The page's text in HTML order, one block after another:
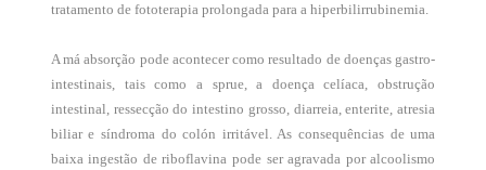
tratamento de fototerapia prolongada para a hiperbilirrubinemia.
A má absorção pode acontecer como resultado de doenças gastro-
intestinais, tais como a sprue, a doença celíaca, obstrução
intestinal, ressecção do intestino grosso, diarreia, enterite, atresia
biliar e síndroma do colón irritável. As consequências de uma
baixa ingestão de riboflavina pode ser agravada por alcoolismo